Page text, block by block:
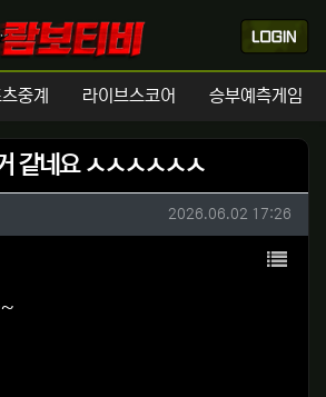
중계 라이브스코어 승부예측게임
같네요 ㅅㅅㅅㅅㅅㅅ
작성일
2026.06.02 17:26
목록